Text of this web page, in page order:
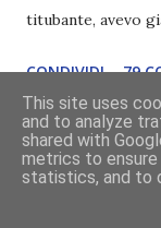
titubante, avevo
pazienza. E io, di
manda fuori di
dato che inizio
mezza. Anche la
CONDIVIDI 79
This site uses
and to analyze
shared with
metrics to
statistics, and to